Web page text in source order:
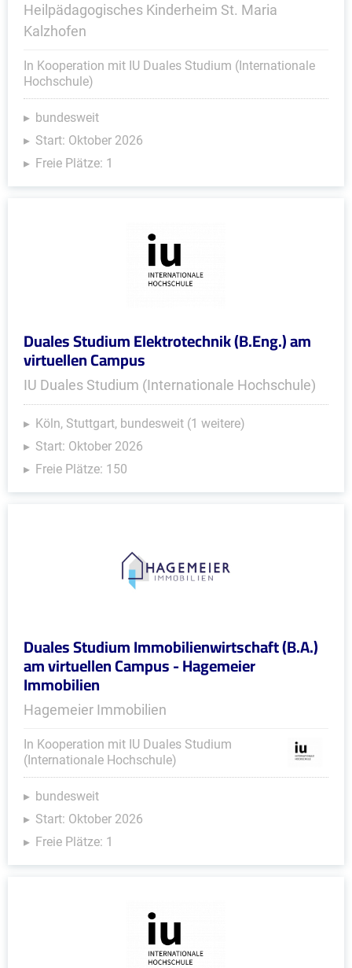
Heilpädagogisches Kinderheim St. Maria
Kalzhofen
In Kooperation mit IU Duales Studium (Internationale
Hochschule)
bundesweit
Start: Oktober 2026
Freie Plätze: 1
Duales Studium Elektrotechnik (B.Eng.) am
virtuellen Campus
IU Duales Studium (Internationale Hochschule)
Köln, Stuttgart, bundesweit (1 weitere)
Start: Oktober 2026
Freie Plätze: 150
Duales Studium Immobilienwirtschaft (B.A.)
am virtuellen Campus - Hagemeier
Immobilien
Hagemeier Immobilien
In Kooperation mit IU Duales Studium
(Internationale Hochschule)
bundesweit
Start: Oktober 2026
Freie Plätze: 1